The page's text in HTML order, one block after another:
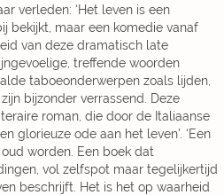
verleden: ‘Het leven is een
bekijkt, maar een komedie vanaf
van deze dramatisch late
treffende woorden
taboeonderwerpen zoals lijden,
bijzonder verrassend. Deze
roman, die door de Italiaanse
glorieuze ode aan het leven’. ‘Een
worden. Een boek dat
vol zelfspot maar tegelijkertijd
beschrijft. Het is het op waarheid